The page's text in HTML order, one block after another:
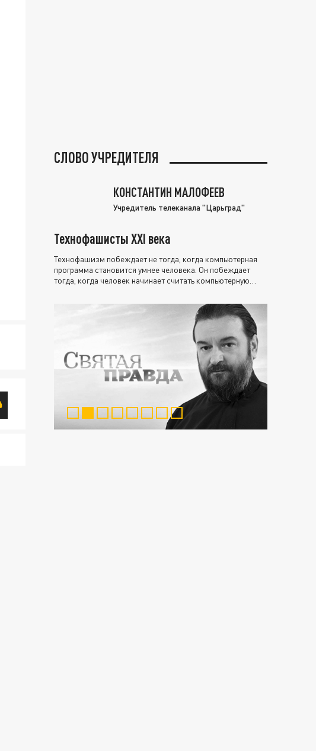
СЛОВО УЧРЕДИТЕЛЯ
КОНСТАНТИН МАЛОФЕЕВ
Учредитель телеканала "Царьград"
Технофашисты XXI века
Технофашизм побеждает не тогда, когда компьютерная
программа становится умнее человека. Он побеждает
тогда, когда человек начинает считать компьютерную